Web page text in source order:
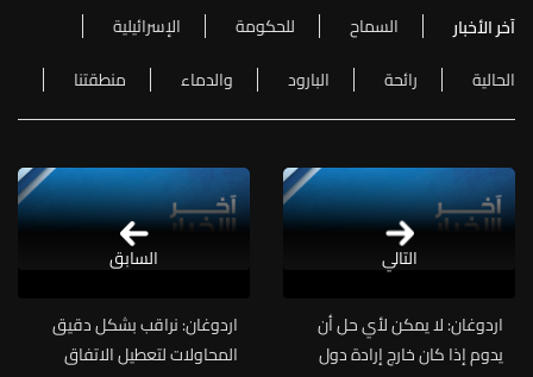
آخر الأخبار السماح للحكومة
الإسرائيلية
الحالية
رائحة البارود والدماء منطقتنا
التالي
اردوغان: لا يمكن لأي حل أن
يدوم إذا كان خارج إرادة دول
اردوغان: نراقب بشكل دقيق
المحاولات لتعطيل الاتفاق
السابق